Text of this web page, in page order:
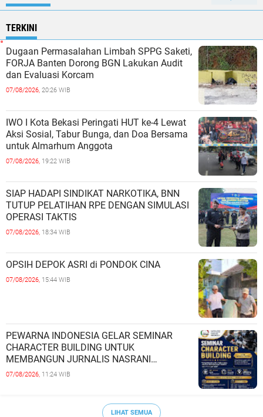
TERKINI
Dugaan Permasalahan Limbah SPPG Saketi,
FORJA Banten Dorong BGN Lakukan Audit
dan Evaluasi Korcam
07/08/2026, 20:26 WIB
IWO I Kota Bekasi Peringati HUT ke-4 Lewat
Aksi Sosial, Tabur Bunga, dan Doa Bersama
untuk Almarhum Anggota
07/08/2026, 19:22 WIB
SIAP HADAPI SINDIKAT NARKOTIKA, BNN
TUTUP PELATIHAN RPE DENGAN SIMULASI
OPERASI TAKTIS
07/08/2026, 18:34 WIB
OPSIH DEPOK ASRI di PONDOK CINA
07/08/2026, 15:44 WIB
PEWARNA INDONESIA GELAR SEMINAR
CHARACTER BUILDING UNTUK
MEMBANGUN JURNALIS NASRANI
BERINTEGRITAS DAN BERDAMPAK*
07/08/2026, 11:24 WIB
LIHAT SEMUA